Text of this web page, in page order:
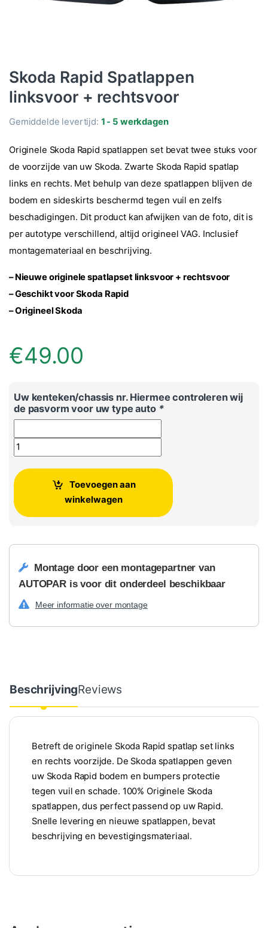
Skoda Rapid Spatlappen
linksvoor + rechtsvoor
Gemiddelde levertijd: 1 - 5 werkdagen
Originele Skoda Rapid spatlappen set bevat twee stuks voor
de voorzijde van uw Skoda. Zwarte Skoda Rapid spatlap
links en rechts. Met behulp van deze spatlappen blijven de
bodem en sideskirts beschermd tegen vuil en zelfs
beschadigingen. Dit product kan afwijken van de foto, dit is
per autotype verschillend, altijd origineel VAG. Inclusief
montagemateriaal en beschrijving.
– Nieuwe originele spatlapset linksvoor + rechtsvoor
– Geschikt voor Skoda Rapid
– Origineel Skoda
€49.00
Uw kenteken/chassis nr. Hiermee controleren wij
de pasvorm voor uw type auto *
Skoda Rapid Spatlappen linksvoor + rechtsvoor aantal
Toevoegen aan
winkelwagen
Montage door een montagepartner van
AUTOPAR is voor dit onderdeel beschikbaar
Meer informatie over montage
BeschrijvingReviews
Betreft de originele Skoda Rapid spatlap set links
en rechts voorzijde. De Skoda spatlappen geven
uw Skoda Rapid bodem en bumpers protectie
tegen vuil en schade. 100% Originele Skoda
spatlappen, dus perfect passend op uw Rapid.
Snelle levering en nieuwe spatlappen, bevat
beschrijving en bevestigingsmateriaal.